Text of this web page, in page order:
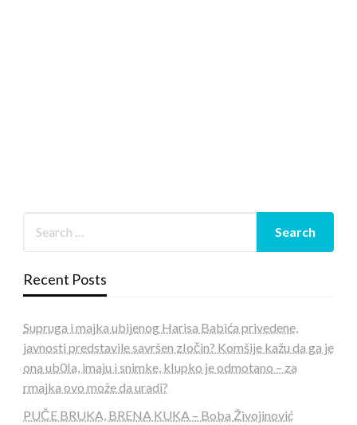
Recent Posts
Supruga i majka ubijenog Harisa Babića privedene,
javnosti predstavile savršen zIočin? Komšije kažu da ga je
ona ub0Ia, imaju i snimke, kIupko je odmotano – za
rmajka ovo može da uradi?
PUČE BRUKA, BRENA KUKA – Boba Živojinović